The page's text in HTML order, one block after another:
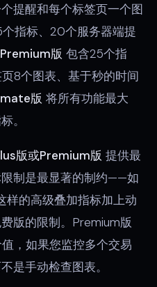
提醒和每个标签页一个图
指标、20个服务器端提
Premium版 包含25个指
8个图表、基于秒的时间
版 将所有功能最大
。
版或Premium版 提供最
制是最显著的制约——如
样的高级叠加指标加上动
版的限制。Premium版
，如果您监控多个交易
是手动检查图表。